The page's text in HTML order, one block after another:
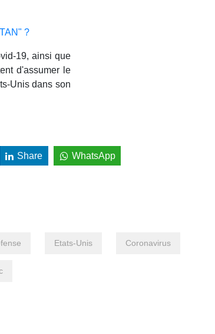
?
19, ainsi que
d'assumer le
Unis dans son
Share WhatsApp
Etats-Unis Coronavirus